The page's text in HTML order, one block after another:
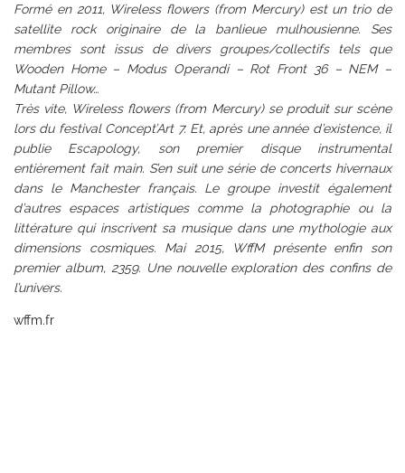
Formé en 2011, Wireless flowers (from Mercury) est un trio de
satellite rock originaire de la banlieue mulhousienne. Ses
membres sont issus de divers groupes/collectifs tels que
Wooden Home – Modus Operandi – Rot Front 36 – NEM –
Mutant Pillow…
Très vite, Wireless flowers (from Mercury) se produit sur scène
lors du festival Concept’Art 7. Et, après une année d’existence, il
publie Escapology, son premier disque instrumental
entièrement fait main. S’en suit une série de concerts hivernaux
dans le Manchester français. Le groupe investit également
d’autres espaces artistiques comme la photographie ou la
littérature qui inscrivent sa musique dans une mythologie aux
dimensions cosmiques. Mai 2015, WffM présente enfin son
premier album, 2359. Une nouvelle exploration des confins de
l’univers.
wffm.fr